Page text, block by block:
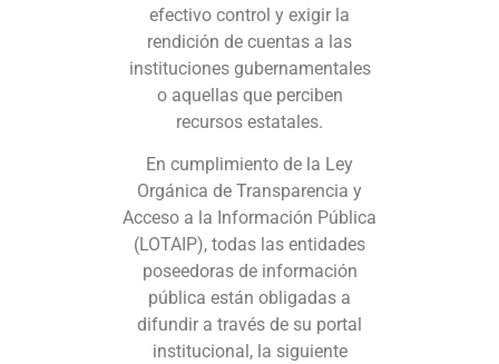
efectivo control y exigir la
rendición de cuentas a las
instituciones gubernamentales
o aquellas que perciben
recursos estatales.
En cumplimiento de la Ley
Orgánica de Transparencia y
Acceso a la Información Pública
(LOTAIP), todas las entidades
poseedoras de información
pública están obligadas a
difundir a través de su portal
institucional, la siguiente